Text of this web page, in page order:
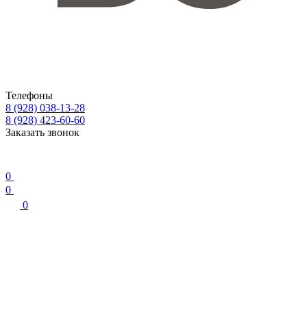
Телефоны
8 (928) 038-13-28
8 (928) 423-60-60
Заказать звонок
0
0
0